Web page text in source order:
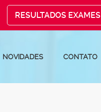
RESULTADOS EXAMES
NOVIDADES CONTATO